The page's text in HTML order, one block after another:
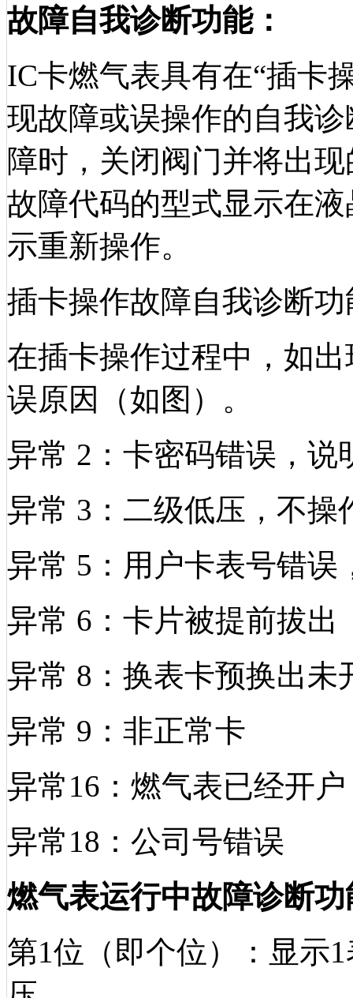
故障自我诊断功能：
IC卡燃气表具有在“插卡
现故障或误操作的自我
障时，关闭阀门并将出
故障代码的型式显示在
示重新操作。
插卡操作故障自我诊断功
在插卡操作过程中，如
误原因（如图）。
异常 2：卡密码错误，说
异常 3：二级低压，不操
异常 5：用户卡表号错误
异常 6：卡片被提前拔出
异常 8：换表卡预换出未
异常 9：非正常卡
异常16：燃气表已经开户
异常18：公司号错误
燃气表运行中故障诊断功
第1位（即个位）：显示